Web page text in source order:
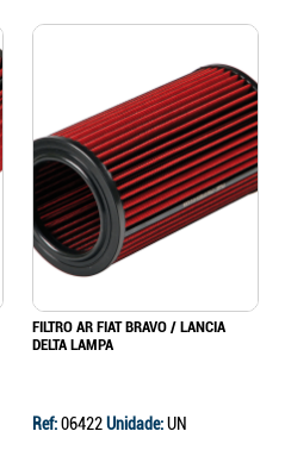
FILTRO AR FIAT BRAVO / LANCIA
DELTA LAMPA
Ref:06422Unidade:UN